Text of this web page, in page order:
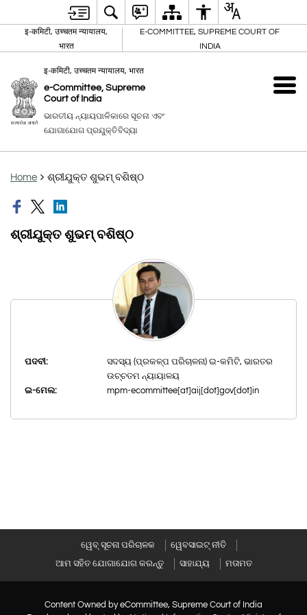
इ-कमिटी, उच्चतम न्यायालय,
भारत
E-COMMITTEE, SUPREME COURT OF
INDIA
इ-कमिटी, उच्चतम न्यायालय, भारत
e-Committee, Supreme
Court of India
ଭାରତୀୟ ନ୍ୟାୟପାଳିକାରେ ସୂଚନା ଏବଂ
ଯୋଗାଯୋଗ ପ୍ରଯୁକ୍ତିବିଦ୍ୟା
Home ଶ୍ରୀଯୁକ୍ତ ଶୁଭମ୍ ବଶିଷ୍ଠ
ଶ୍ରୀଯୁକ୍ତ ଶୁଭମ୍ ବଶିଷ୍ଠ
ପଦବୀ:
ସଦସ୍ୟ (ପ୍ରକଳ୍ପ ପରିଚାଳନା) ଇ-କମିଟି, ଭାରତର
ଉଚ୍ଚତମ ନ୍ୟାୟାଳୟ
ଇ-ମେଲ:
mpm-ecommittee[at]aij[dot]gov[dot]in
ୱେବ୍ ସୂଚନା ପରିଚାଳକ
ୱେବସାଇଟ୍ ନୀତି
ଆମ ସହିତ ଯୋଗାଯୋଗ କରନ୍ତୁ
ସାହାଯ୍ୟ ମତାମତ
Content Owned by eCommittee, Supreme Court of India